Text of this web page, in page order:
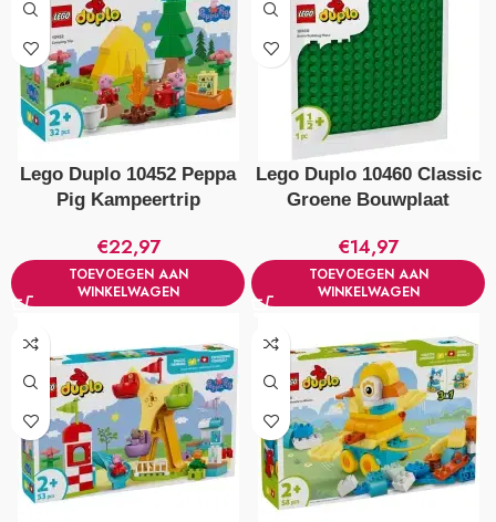
Lego Duplo 10452 Peppa
Pig Kampeertrip
€22,97
TOEVOEGEN AAN
WINKELWAGEN
Lego Duplo 10460 Classic
Groene Bouwplaat
€14,97
TOEVOEGEN AAN
WINKELWAGEN